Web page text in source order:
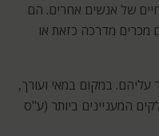
של אנשים אחרים. הם
מכרים מדרכה כזאת או
במקום במאי ועורך,
המעניינים ביותר (ע"ס